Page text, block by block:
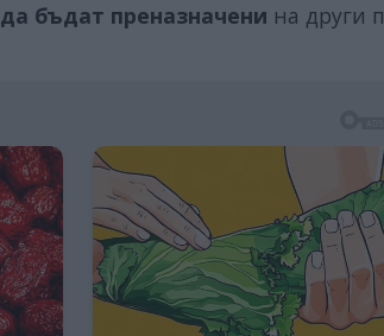
да бъдат преназначени на други